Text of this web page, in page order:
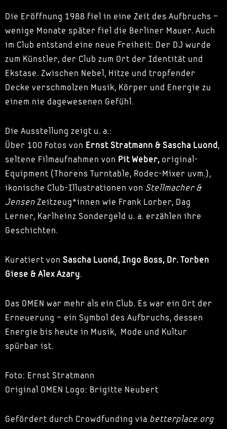
Die Eröffnung 1988 fiel in eine Zeit des Aufbruchs –
wenige Monate später fiel die Berliner Mauer. Auch
im Club entstand eine neue Freiheit: Der DJ wurde
zum Künstler, der Club zum Ort der Identität und
Ekstase. Zwischen Nebel, Hitze und tropfender
Decke verschmolzen Musik, Körper und Energie zu
einem nie dagewesenen Gefühl.
Die Ausstellung zeigt u. a.:
Über 100 Fotos von Ernst Stratmann & Sascha Luond,
seltene Filmaufnahmen von Pit Weber, original-
Equipment (Thorens Turntable, Rodec-Mixer uvm.),
ikonische Club-Illustrationen von Stellmacher &
JensenZeitzeug*innen wie Frank Lorber, Dag
Lerner, Karlheinz Sondergeld u. a. erzählen ihre
Geschichten.
Kuratiert von Sascha Luond, Ingo Boss, Dr. Torben
Giese & Alex Azary.
Das OMEN war mehr als ein Club. Es war ein Ort der
Erneuerung – ein Symbol des Aufbruchs, dessen
Energie bis heute in Musik, Mode und Kultur
spürbar ist.
Foto: Ernst Stratmann
Original OMEN Logo: Brigitte Neubert
Gefördert durch Crowdfunding via betterplace.org